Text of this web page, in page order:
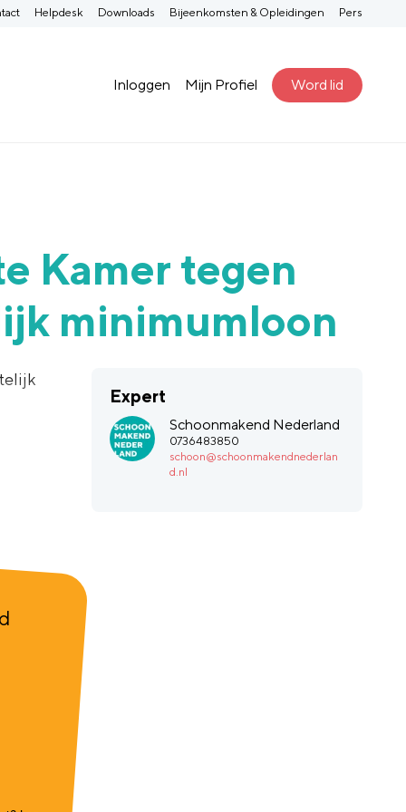
Inloggen Mijn Profiel Word lid
Helpdesk Downloads Bijeenkomsten & Opleidingen Pers
Kamer tegen
minimumloon
Expert
Schoonmakend Nederland
0736483850
schoon@schoonmakendnederlan
d.nl